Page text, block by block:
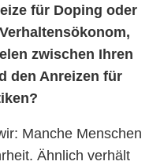
für Doping oder
zwischen Ihren
den Anreizen für
Manche Menschen
Ähnlich verhält